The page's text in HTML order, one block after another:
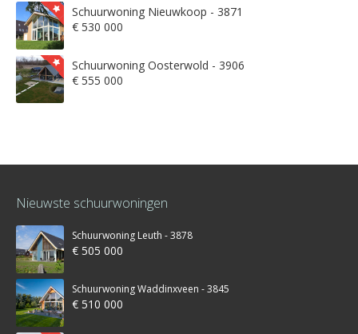
Schuurwoning Nieuwkoop - 3871
€ 530 000
Schuurwoning Oosterwold - 3906
€ 555 000
Nieuwste schuurwoningen
Schuurwoning Leuth - 3878
€ 505 000
Schuurwoning Waddinxveen - 3845
€ 510 000